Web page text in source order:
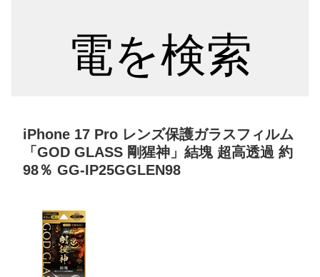
電を検索
iPhone 17 Pro レンズ保護ガラスフィルム
「GOD GLASS 剛猩神」結塊 超高透過 約
98％ GG-IP25GGLEN98